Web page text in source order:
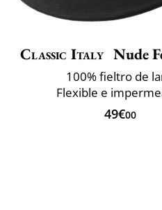
Classic Italy Nude
100% fieltro de
Flexible e
49€00